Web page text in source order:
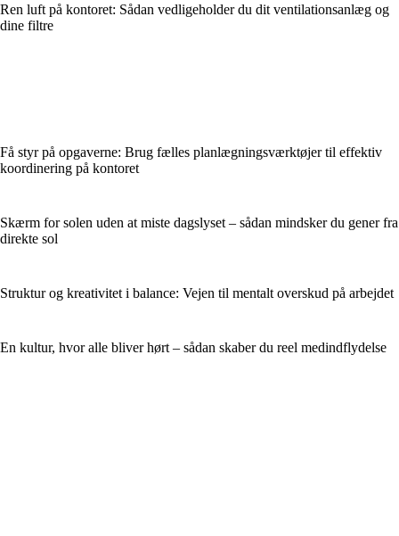
Ren luft på kontoret: Sådan vedligeholder du dit ventilationsanlæg og
dine filtre
Få styr på opgaverne: Brug fælles planlægningsværktøjer til effektiv
koordinering på kontoret
Skærm for solen uden at miste dagslyset – sådan mindsker du gener fra
direkte sol
Struktur og kreativitet i balance: Vejen til mentalt overskud på arbejdet
En kultur, hvor alle bliver hørt – sådan skaber du reel medindflydelse